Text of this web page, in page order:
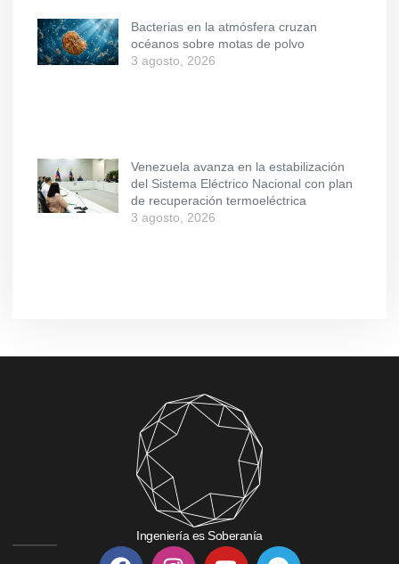
Bacterias en la atmósfera cruzan
océanos sobre motas de polvo
3 agosto, 2026
Venezuela avanza en la estabilización
del Sistema Eléctrico Nacional con plan
de recuperación termoeléctrica
3 agosto, 2026
Ingeniería es Soberanía